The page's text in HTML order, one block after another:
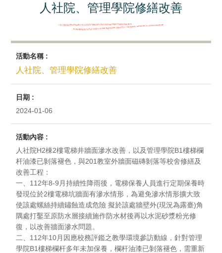
人社院、管理學院修繕改善
活動名稱 :
人社院、管理學院修繕改善
日期 :
2024-01-06
活動內容 :
人社院H2棟2樓電梯井牆面滲水改善，以及管理學院B1樓梯欄
杆油漆已剝落褪色，與201教室外牆面磁磚剝落等校舍修繕及
改善工程：
一、112年8-9月持續性降雨後，電梯保養人員進行定期保養時
發現位於2樓電梯坑牆面有滲水情形，為避免滲水情形擴大致
使該處螺絲持續鏽蝕造成危險 擬於該處牆壁外(現況為露臺)角
隅處打鑿至原防水層接續施作防水材後再以水泥砂漿粉光修
復，以改善牆面滲水問題。
二、112年10月因應校務評鑑之教學環境參訪動線，針對管理
學院B1樓梯欄杆多年未加保養，欄杆油漆已剝落褪色，需重新